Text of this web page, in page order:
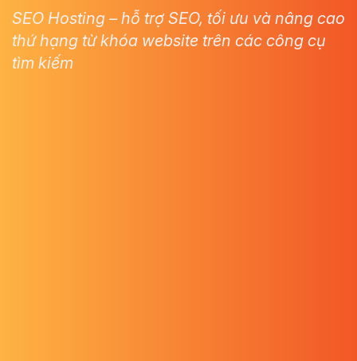
SEO Hosting – hỗ trợ SEO, tối ưu và nâng cao
thứ hạng từ khóa website trên các công cụ
tìm kiếm